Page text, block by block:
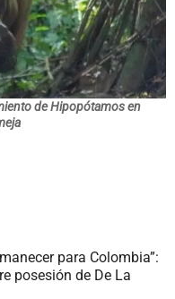
de Hipopótamos en
para Colombia”:
posesión de De La